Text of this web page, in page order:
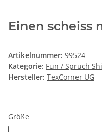
Einen scheiss
Artikelnummer: 99524
Kategorie: Fun / Spruch
Hersteller: TexCorner UG
Größe